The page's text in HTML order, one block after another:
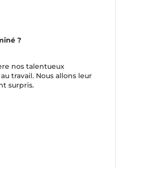
?
nos talentueux
travail. Nous allons leur
surpris.